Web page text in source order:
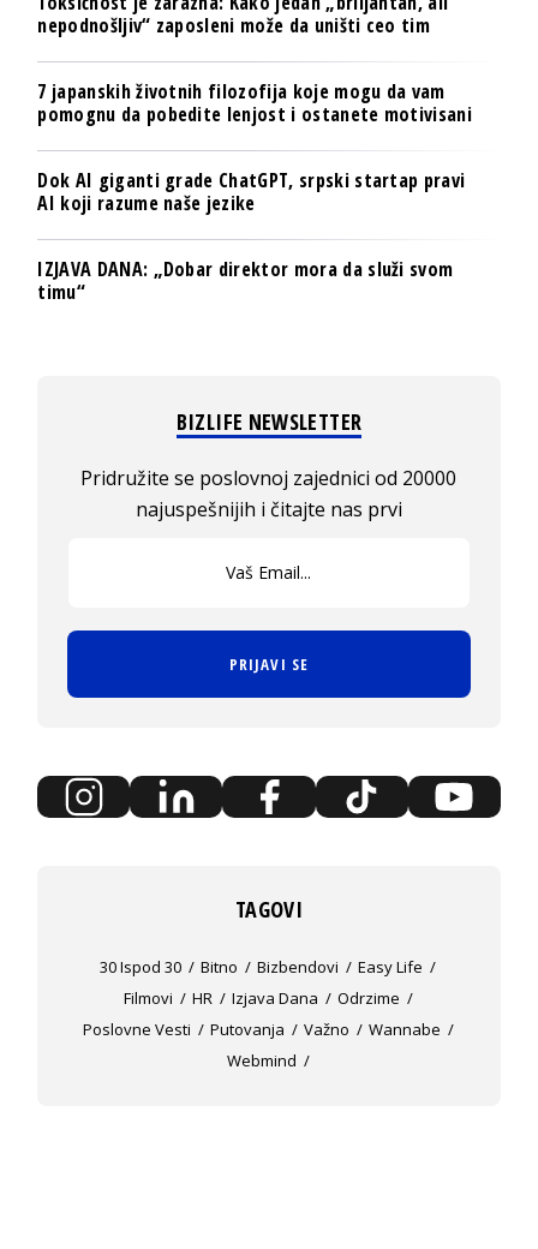
nepodnošljiv“ zaposleni može da uništi ceo tim
7 japanskih životnih filozofija koje mogu da vam
pomognu da pobedite lenjost i ostanete motivisani
Dok AI giganti grade ChatGPT, srpski startap pravi
AI koji razume naše jezike
IZJAVA DANA: „Dobar direktor mora da služi svom
timu“
BIZLIFE NEWSLETTER
Pridružite se poslovnoj zajednici od 20000
najuspešnijih i čitajte nas prvi
PRIJAVI SE
TAGOVI
30 Ispod 30 Bitno Bizbendovi
Easy Life
Filmovi
HR Izjava Dana
Odrzime
Poslovne Vesti
Putovanja Važno
Wannabe
Webmind